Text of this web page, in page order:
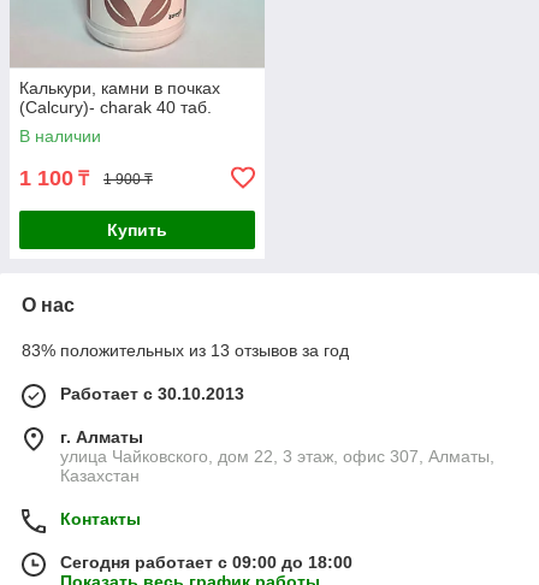
Калькури, камни в почках
(Calcury)- charak 40 таб.
В наличии
1 100 ₸ 1 900 ₸
Купить
О нас
83% положительных из 13 отзывов за год
Работает с 30.10.2013
г. Алматы
улица Чайковского, дом 22, 3 этаж, офис 307, Алматы,
Казахстан
Контакты
Сегодня работает с 09:00 до 18:00